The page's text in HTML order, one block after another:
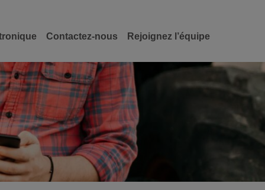
Contactez-nous Rejoignez l’équipe